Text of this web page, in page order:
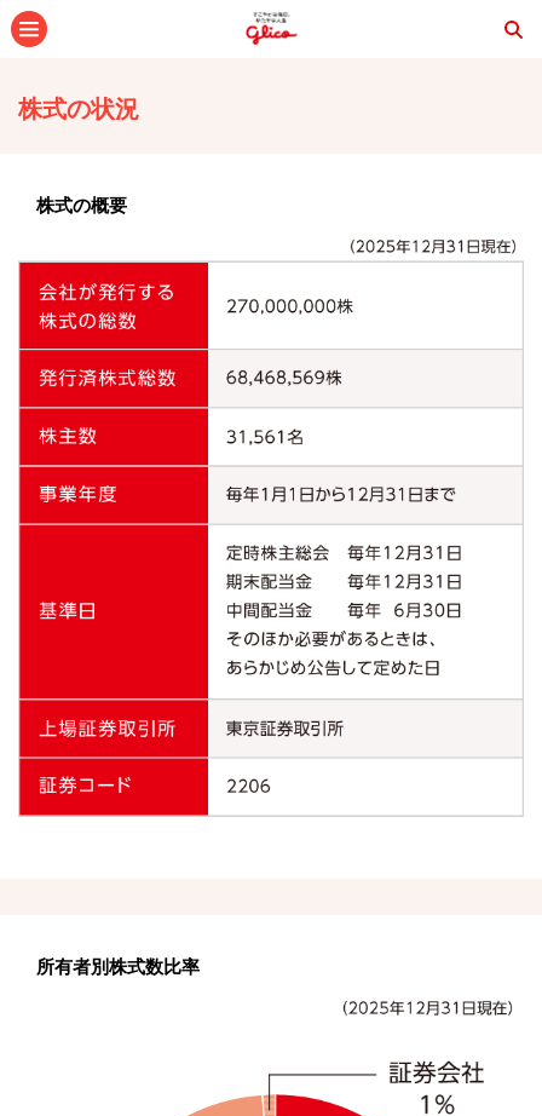
株式の状況
株式の概要
所有者別株式数比率